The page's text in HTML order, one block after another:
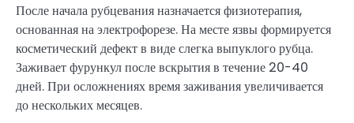
После начала рубцевания назначается физиотерапия,
основанная на электрофорезе. На месте язвы формируется
косметический дефект в виде слегка выпуклого рубца.
Заживает фурункул после вскрытия в течение 20-40
дней. При осложнениях время заживания увеличивается
до нескольких месяцев.